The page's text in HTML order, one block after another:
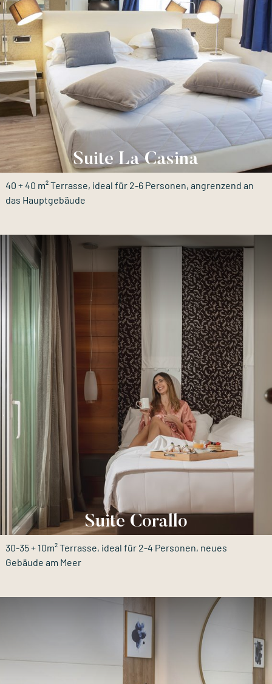
Suite La Casina
40 + 40 m² Terrasse, ideal für 2-6 Personen, angrenzend an
das Hauptgebäude
Suite Corallo
30-35 + 10m² Terrasse, ideal für 2-4 Personen, neues
Gebäude am Meer